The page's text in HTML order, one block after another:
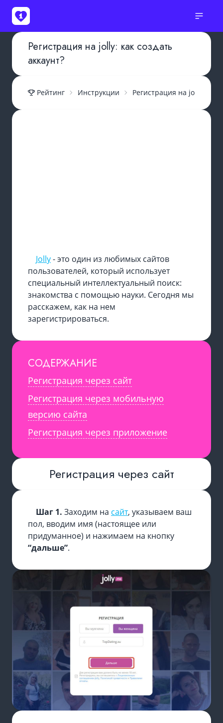
Регистрация на jolly: как создать
аккаунт?
Рейтинг Инструкции Регистрация на jolly: как
Jolly- это один из любимых сайтов
пользователей, который использует
специальный интеллектуальный поиск:
знакомства с помощью науки. Сегодня мы
расскажем, как на нем
зарегистрироваться.
СОДЕРЖАНИЕ
Регистрация через сайт
Регистрация через мобильную
версию сайта
Регистрация через приложение
Регистрация через сайт
Шаг 1. Заходим на сайт, указываем ваш
пол, вводим имя (настоящее или
придуманное) и нажимаем на кнопку
“дальше”.